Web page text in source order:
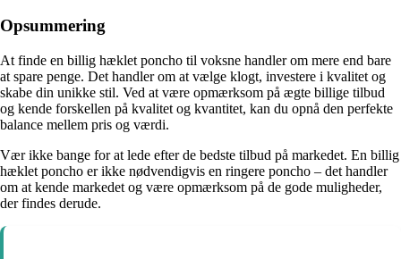
Opsummering
At finde en billig hæklet poncho til voksne handler om mere end bare
at spare penge. Det handler om at vælge klogt, investere i kvalitet og
skabe din unikke stil. Ved at være opmærksom på ægte billige tilbud
og kende forskellen på kvalitet og kvantitet, kan du opnå den perfekte
balance mellem pris og værdi.
Vær ikke bange for at lede efter de bedste tilbud på markedet. En billig
hæklet poncho er ikke nødvendigvis en ringere poncho – det handler
om at kende markedet og være opmærksom på de gode muligheder,
der findes derude.